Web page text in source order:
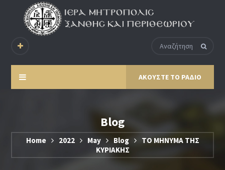
ΑΚΟΥΣΤΕ ΤΟ ΡΑΔΙΟ
Blog
Home 2022 May Blog
ΤΟ ΜΗΝΥΜΑ ΤΗΣ
ΚΥΡΙΑΚΗΣ